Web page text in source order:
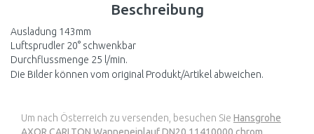
Beschreibung
Ausladung 143mm
Luftsprudler 20° schwenkbar
Durchflussmenge 25 l/min.
Die Bilder können vom original Produkt/Artikel abweichen.
Um nach Österreich zu versenden, besuchen Sie Hansgrohe